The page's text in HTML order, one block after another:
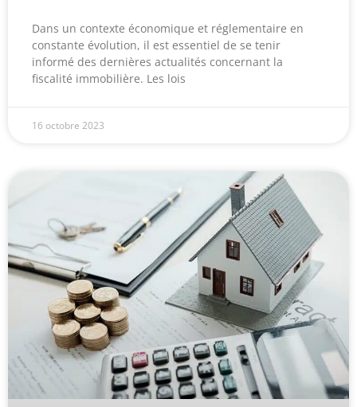
Dans un contexte économique et réglementaire en
constante évolution, il est essentiel de se tenir
informé des dernières actualités concernant la
fiscalité immobilière. Les lois
16 octobre 2023